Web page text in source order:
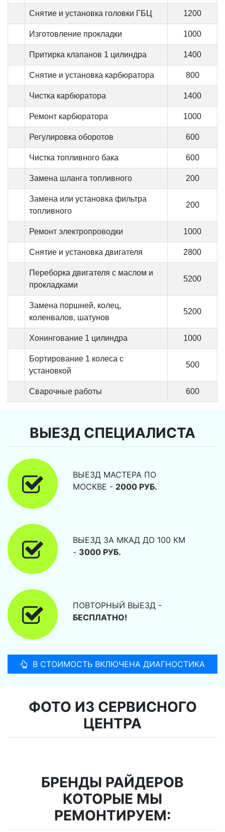
Снятие и установка головки ГБЦ 1200
Изготовление прокладки 1000
Притирка клапанов 1 цилиндра 1400
Снятие и установка карбюратора 800
Чистка карбюратора 1400
Ремонт карбюратора 1000
Регулировка оборотов 600
Чистка топливного бака 600
Замена шланга топливного 200
Замена или установка фильтра
топливного
200
Ремонт электропроводки 1000
Снятие и установка двигателя 2800
Переборка двигателя с маслом и
прокладками
5200
Замена поршней, колец,
коленвалов, шатунов
5200
Хонингование 1 цилиндра 1000
Бортирование 1 колеса с
установкой
500
Сварочные работы 600
ВЫЕЗД СПЕЦИАЛИСТА
ВЫЕЗД МАСТЕРА ПО
МОСКВЕ - 2000 РУБ.
ВЫЕЗД ЗА МКАД ДО 100 КМ
- 3000 РУБ.
ПОВТОРНЫЙ ВЫЕЗД -
БЕСПЛАТНО!
В СТОИМОСТЬ ВКЛЮЧЕНА ДИАГНОСТИКА
ФОТО ИЗ СЕРВИСНОГО
ЦЕНТРА
БРЕНДЫ РАЙДЕРОВ
КОТОРЫЕ МЫ
РЕМОНТИРУЕМ: